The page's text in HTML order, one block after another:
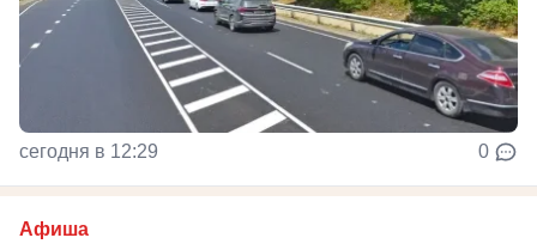
сегодня в 12:29 0
Афиша